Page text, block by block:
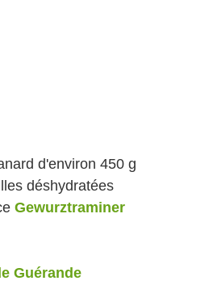
d'environ 450 g
déshydratées
Gewurztraminer
Guérande